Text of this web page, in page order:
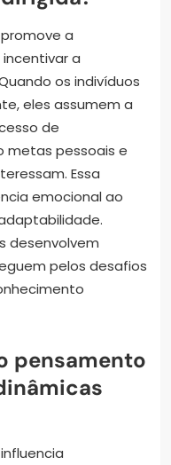
a
a
os indivíduos
eles assumem a
de
metas pessoais e
Essa
emocional ao
desenvolvem
pelos desafios
pensamento